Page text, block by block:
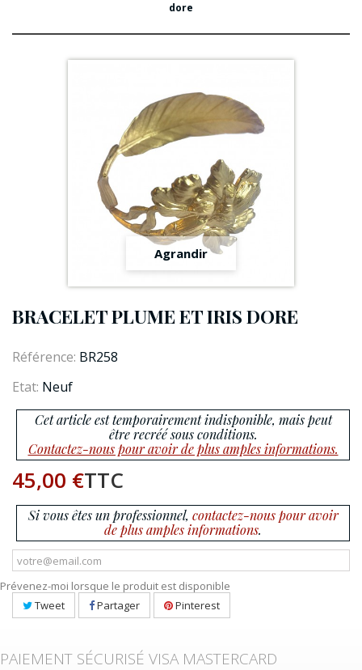
dore
Agrandir
BRACELET PLUME ET IRIS DORE
Référence: BR258
Etat: Neuf
Cet article est temporairement indisponible, mais peut
être recréé sous conditions.
Contactez-nous pour avoir de plus amples informations.
45,00 €TTC
Si vous êtes un professionnel, contactez-nous pour avoir
de plus amples informations.
Prévenez-moi lorsque le produit est disponible
Tweet
Partager Pinterest
PAIEMENT SÉCURISÉ VISA MASTERCARD